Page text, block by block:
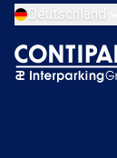
Deutschland